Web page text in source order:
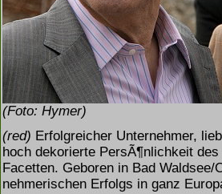
(Foto: Hymer)
(red) Erfolgreicher Unternehmer,
hoch dekorierte PersÃ¶nlichkeit
Facetten. Geboren in Bad
nehmerischen Erfolgs in ganz